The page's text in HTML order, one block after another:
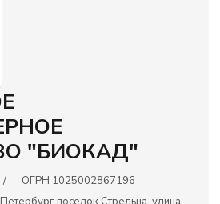
"БИОКАД"
/
ОГРН 1025002867196